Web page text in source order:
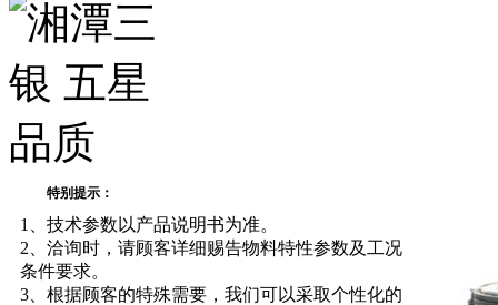
特别提示：
1、技术参数以产品说明书为准。
2、洽询时，请顾客详细赐告物料特性参数及工况
条件要求。
3、根据顾客的特殊需要，我们可以采取个性化的